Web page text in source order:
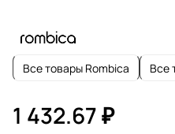
Все товары Rombica Все
1 432.67 ₽